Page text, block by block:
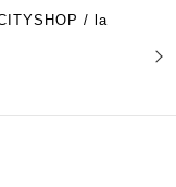
/ la